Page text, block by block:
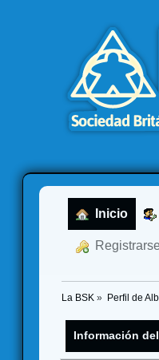
Inicio
La BSK » Perfil de
Información